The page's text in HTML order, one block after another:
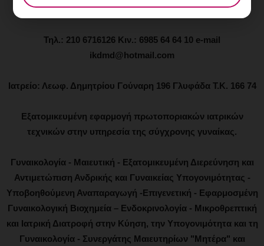
Χειρουργικής
Τηλ.: 210 6716126 Κιν.: 6985 64 64 10 e-mail
ikdmd@hotmail.com
Ιατρείο: Λεωφ. Δημητρίου Γούναρη 196 Γλυφάδα Τ.Κ. 166 74
Εξατομικευμένη εφαρμογή πρωτοποριακών ιατρικών
τεχνικών στην υπηρεσία της σύγχρονης γυναίκας.
Γυναικολογία - Μαιευτική - Εξατομικευμένη Διερεύνηση και
Αντιμετώπιση Ανδρικής και Γυναικείας Υπογονιμότητας -
Υποβοηθούμενη Αναπαραγωγή -Επιγενετική - Εφαρμοσμένη
Γυναικολογική Βιοχημεία – Ενδοκρινολογία - Μικροθρεπτική
και Ιατρική Διατροφή στην Κύηση, την Υπογονιμότητα και τη
Γυναικολογία - Συνεργάτης Μαιευτηρίων "Μητέρα" και